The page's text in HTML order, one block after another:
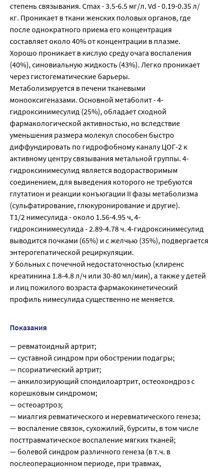
степень связывания. Cmax - 3.5-6.5 мг/л. Vd - 0.19-0.35 л/
кг. Проникает в ткани женских половых органов, где
после однократного приема его концентрация
составляет около 40% от концентрации в плазме.
Хорошо проникает в кислую среду очага воспаления
(40%), синовиальную жидкость (43%). Легко проникает
через гистогематические барьеры.
Метаболизируется в печени тканевыми
монооксигеназами. Основной метаболит - 4-
гидроксинимесулид (25%), обладает сходной
фармакологической активностью, но вследствие
уменьшения размера молекул способен быстро
диффундировать по гидрофобному каналу ЦОГ-2 к
активному центру связывания метальной группы. 4-
гидроксинимесулид является водорастворимым
соединением, для выведения которого не требуются
глутатион и реакции конъюгации II фазы метаболизма
(сульфатирование, глюкуронирование и другие).
T1/2 нимесулида - около 1.56-4.95 ч, 4-
гидроксинимесулида - 2.89-4.78 ч. 4-гидроксинимесулид
выводится почками (65%) и с желчью (35%), подвергается
энтерогепатической рециркуляции.
У больных с почечной недостаточностью (клиренс
креатинина 1.8-4.8 л/ч или 30-80 мл/мин), а также у детей
и лиц пожилого возраста фармакокинетический
профиль нимесулида существенно не меняется.
Показания
— ревматоидный артрит;
— суставной синдром при обострении подагры;
— псориатический артрит;
— анкилозирующий спондилоартрит, остеохондроз с
корешковым синдромом;
— остеоартроз;
— миалгия ревматического и неревматического генеза;
— воспаление связок, сухожилий, бурситы, в том числе
посттравматическое воспаление мягких тканей;
— болевой синдром различного генеза (в т.ч. в
послеоперационном периоде, при травмах,